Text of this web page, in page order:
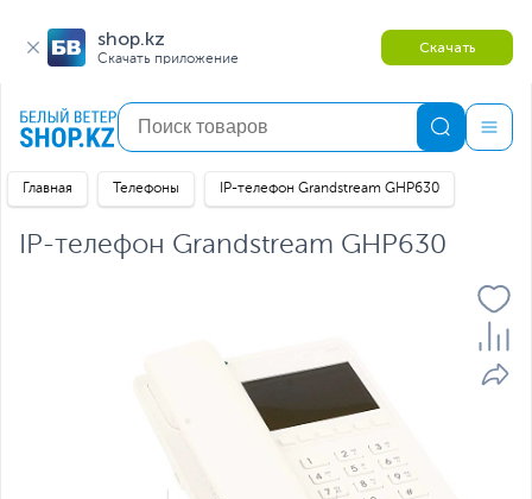
shop.kz
Скачать приложение
Скачать
Главная Телефоны IP-телефон Grandstream GHP630
IP-телефон Grandstream GHP630